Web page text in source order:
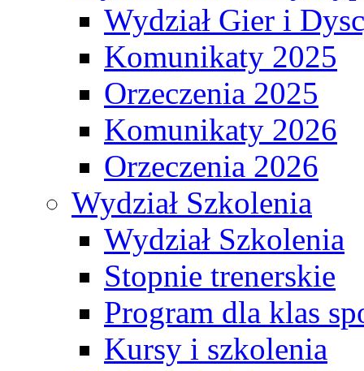
Wydział Gier i
Komunikaty 2025
Orzeczenia 2025
Komunikaty 2026
Orzeczenia 2026
Wydział Szkolenia
Wydział Szkolenia
Stopnie trenerskie
Program dla klas
Kursy i szkolenia